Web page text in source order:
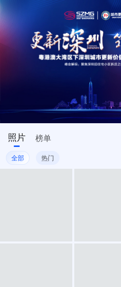
照片 榜单
全部 热门